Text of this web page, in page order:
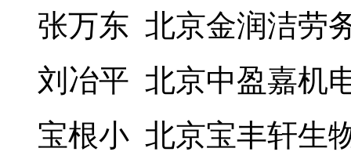
张万东 北京金润洁劳
刘冶平 北京中盈嘉机
宝根小 北京宝丰轩生